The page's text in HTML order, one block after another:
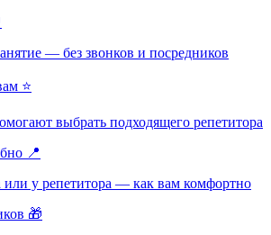
— без звонков и посредников
⭐
выбрать подходящего репетитора
📍
у репетитора — как вам комфортно
🎁